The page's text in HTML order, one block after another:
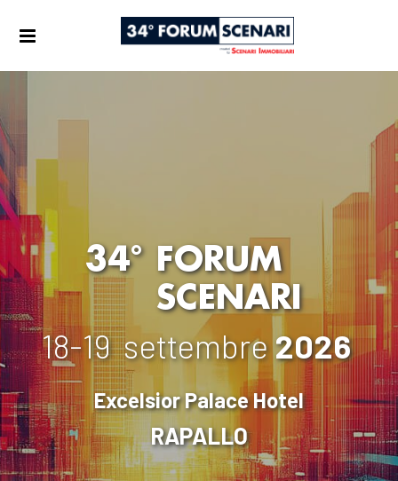
Excelsior Palace Hotel
FORUM
SCENARI
18-19
34°
settembre2026
RAPALLO